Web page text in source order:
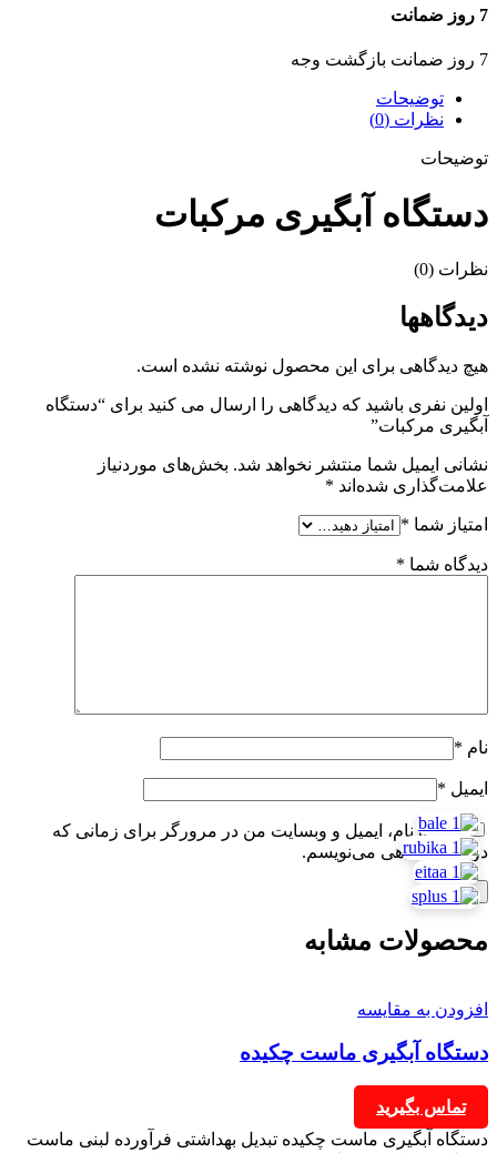
7 روز ضمانت
7 روز ضمانت بازگشت وجه
توضیحات
نظرات (0)
توضیحات
دستگاه آبگیری مرکبات
نظرات (0)
دیدگاهها
هیچ دیدگاهی برای این محصول نوشته نشده است.
اولین نفری باشید که دیدگاهی را ارسال می کنید برای “دستگاه
آبگیری مرکبات”
نشانی ایمیل شما منتشر نخواهد شد. بخش‌های موردنیاز
علامت‌گذاری شده‌اند *
امتیاز شما *
دیدگاه شما *
نام *
ایمیل *
ذخیره نام، ایمیل و وبسایت من در مرورگر برای زمانی که
دوباره دیدگاهی می‌نویسم.
محصولات مشابه
افزودن به مقایسه
دستگاه آبگیری ماست چکیده
تماس بگیرید
دستگاه آبگیری ماست چکیده تبدیل بهداشتی فرآورده لبنی ماست